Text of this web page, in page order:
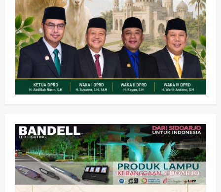
2
Kesehatan
Pembangunan
Pemerintahan
PANAS! Kalah Tender Proyek RSUD
Sibar Rp 9,9 M, Beranikah CV Tiga
Anugerah Utama Pertaruhkan
Jaminan Rp 100 Juta?